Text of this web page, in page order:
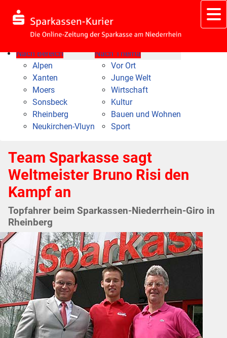
Nach Bereich
Alpen
Xanten
Moers
Sonsbeck
Rheinberg
Neukirchen-Vluyn
Nach Thema
Vor Ort
Junge Welt
Wirtschaft
Kultur
Bauen und Wohnen
Sport
Team Sparkasse sagt
Weltmeister Bruno Risi den
Kampf an
Topfahrer beim Sparkassen-Niederrhein-Giro in
Rheinberg